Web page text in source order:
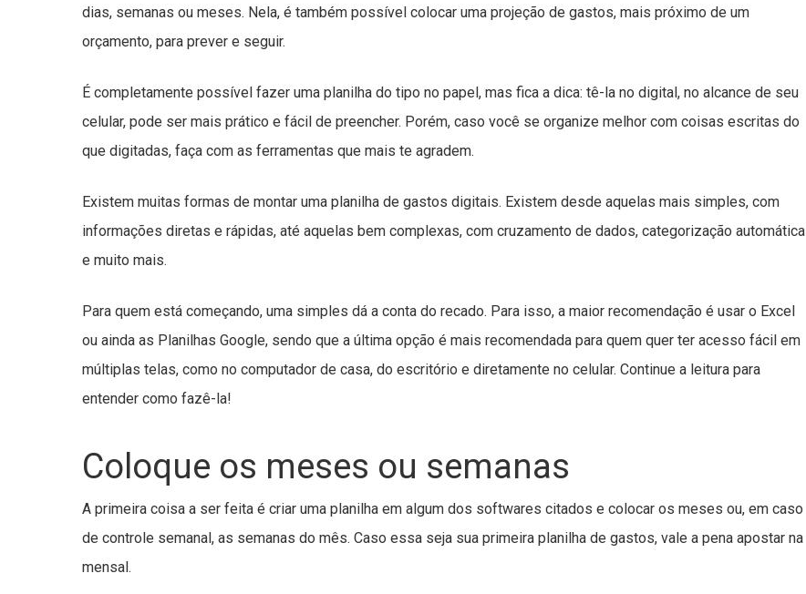
dias, semanas ou meses. Nela, é também possível colocar uma projeção de gastos, mais próximo de um
orçamento, para prever e seguir.
É completamente possível fazer uma planilha do tipo no papel, mas fica a dica: tê-la no digital, no alcance de seu
celular, pode ser mais prático e fácil de preencher. Porém, caso você se organize melhor com coisas escritas do
que digitadas, faça com as ferramentas que mais te agradem.
Existem muitas formas de montar uma planilha de gastos digitais. Existem desde aquelas mais simples, com
informações diretas e rápidas, até aquelas bem complexas, com cruzamento de dados, categorização automática
e muito mais.
Para quem está começando, uma simples dá a conta do recado. Para isso, a maior recomendação é usar o Excel
ou ainda as Planilhas Google, sendo que a última opção é mais recomendada para quem quer ter acesso fácil em
múltiplas telas, como no computador de casa, do escritório e diretamente no celular. Continue a leitura para
entender como fazê-la!
Coloque os meses ou semanas
A primeira coisa a ser feita é criar uma planilha em algum dos softwares citados e colocar os meses ou, em caso
de controle semanal, as semanas do mês. Caso essa seja sua primeira planilha de gastos, vale a pena apostar na
mensal.